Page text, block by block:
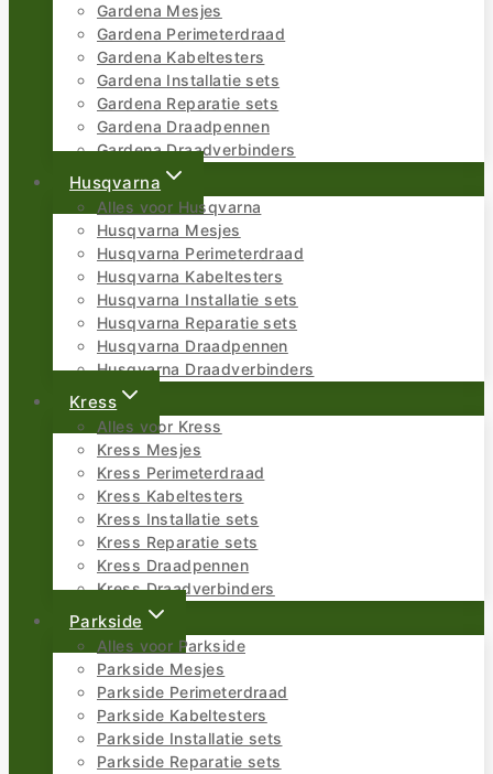
Gardena Mesjes
Gardena Perimeterdraad
Gardena Kabeltesters
Gardena Installatie sets
Gardena Reparatie sets
Gardena Draadpennen
Gardena Draadverbinders
Husqvarna
Alles voor Husqvarna
Husqvarna Mesjes
Husqvarna Perimeterdraad
Husqvarna Kabeltesters
Husqvarna Installatie sets
Husqvarna Reparatie sets
Husqvarna Draadpennen
Husqvarna Draadverbinders
Kress
Alles voor Kress
Kress Mesjes
Kress Perimeterdraad
Kress Kabeltesters
Kress Installatie sets
Kress Reparatie sets
Kress Draadpennen
Kress Draadverbinders
Parkside
Alles voor Parkside
Parkside Mesjes
Parkside Perimeterdraad
Parkside Kabeltesters
Parkside Installatie sets
Parkside Reparatie sets